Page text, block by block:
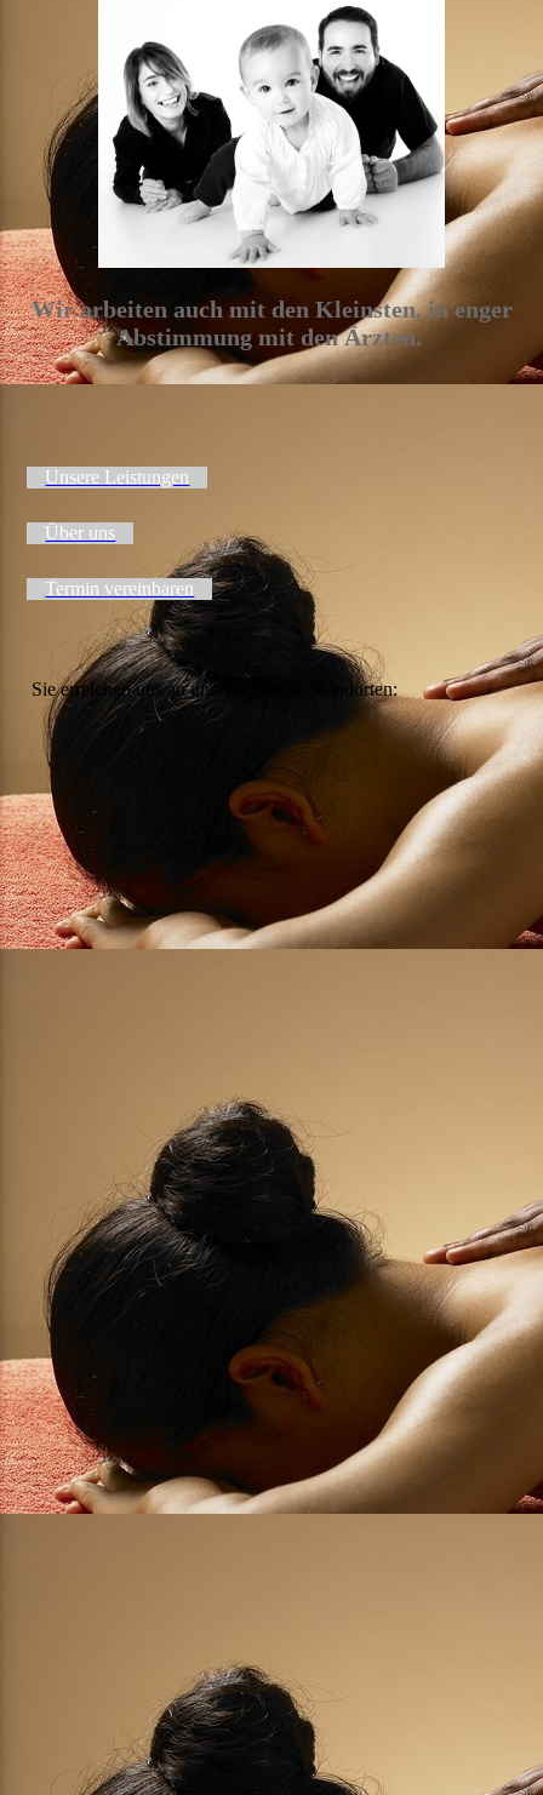
Wir arbeiten auch mit den Kleinsten, in enger
Abstimmung mit den Ärzten.
Unsere Leistungen
Über uns
Termin vereinbaren
Sie erreichen uns an unseren beiden Standorten: